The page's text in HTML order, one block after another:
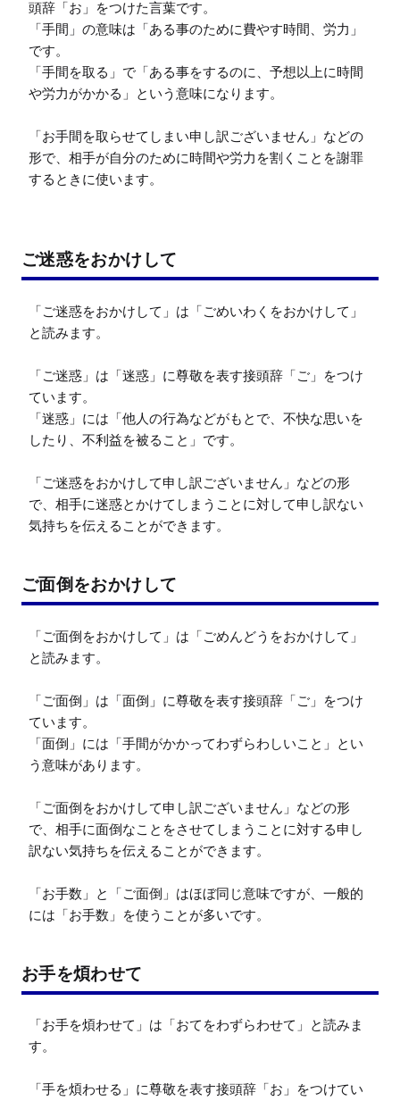
頭辞「お」をつけた言葉です。
「手間」の意味は「ある事のために費やす時間、労力」
です。
「手間を取る」で「ある事をするのに、予想以上に時間
や労力がかかる」という意味になります。
「お手間を取らせてしまい申し訳ございません」などの
形で、相手が自分のために時間や労力を割くことを謝罪
ご迷惑をおかけして
「ご迷惑をおかけして」は「ごめいわくをおかけして」
と読みます。
「ご迷惑」は「迷惑」に尊敬を表す接頭辞「ご」をつけ
ています。
「迷惑」には「他人の行為などがもとで、不快な思いを
したり、不利益を被ること」です。
「ご迷惑をおかけして申し訳ございません」などの形
で、相手に迷惑とかけてしまうことに対して申し訳ない
気持ちを伝えることができます。
ご面倒をおかけして
「ご面倒をおかけして」は「ごめんどうをおかけして」
と読みます。
「ご面倒」は「面倒」に尊敬を表す接頭辞「ご」をつけ
ています。
「面倒」には「手間がかかってわずらわしいこと」とい
う意味があります。
「ご面倒をおかけして申し訳ございません」などの形
で、相手に面倒なことをさせてしまうことに対する申し
訳ない気持ちを伝えることができます。
「お手数」と「ご面倒」はほぼ同じ意味ですが、一般的
には「お手数」を使うことが多いです。
お手を煩わせて
「お手を煩わせて」は「おてをわずらわせて」と読みま
す。
「手を煩わせる」に尊敬を表す接頭辞「お」をつけてい